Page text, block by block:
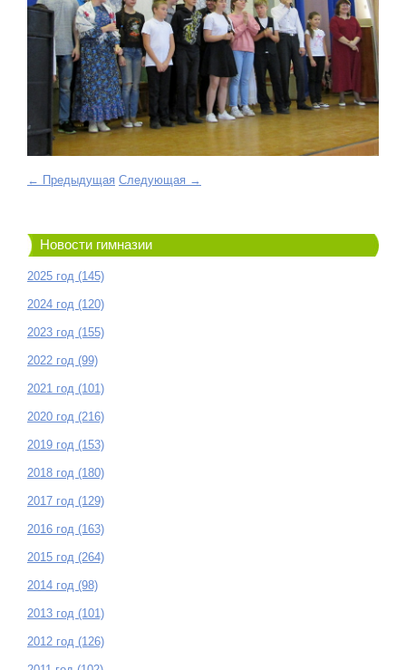
← Предыдущая Следующая →
Новости гимназии
2025 год (145)
2024 год (120)
2023 год (155)
2022 год (99)
2021 год (101)
2020 год (216)
2019 год (153)
2018 год (180)
2017 год (129)
2016 год (163)
2015 год (264)
2014 год (98)
2013 год (101)
2012 год (126)